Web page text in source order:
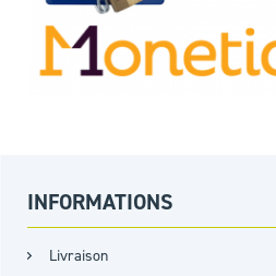
INFORMATIONS
Livraison